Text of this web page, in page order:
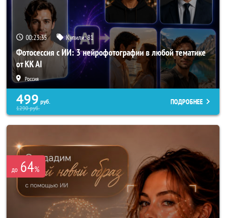
00:23:34 Купили:81
Фотосессия с ИИ: 3 нейрофотографии в любой тематике
от KK AI
Россия
499 руб.
1290руб.
ПОДРОБНЕЕ
до 64%